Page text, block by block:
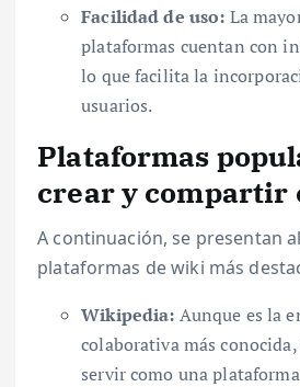
Facilidad de uso: La
plataformas cuentan con
lo que facilita la
usuarios.
Plataformas
crear y compartir
A continuación, se presentan
plataformas de wiki más
Wikipedia: Aunque es la
colaborativa más
servir como una